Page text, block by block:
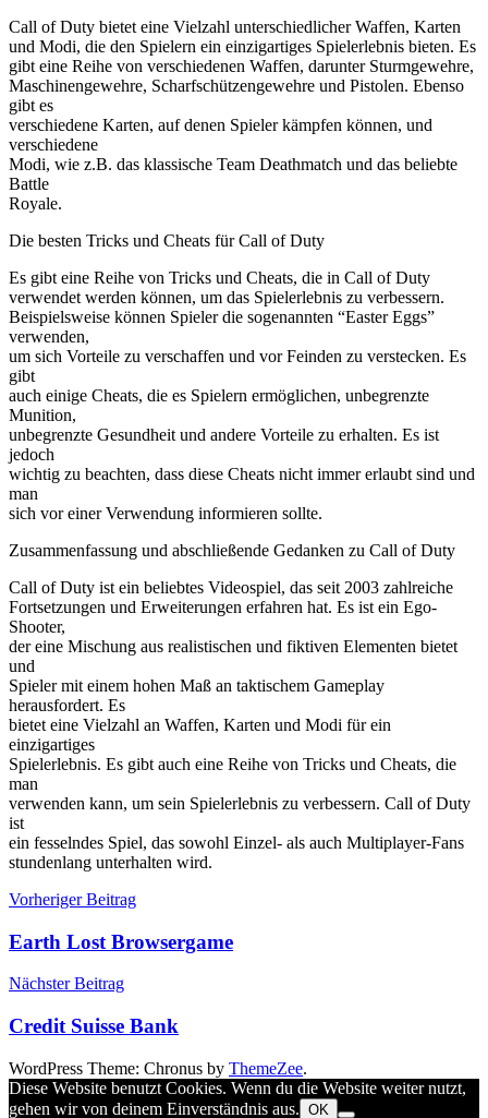
Call of Duty bietet eine Vielzahl unterschiedlicher Waffen, Karten
und Modi, die den Spielern ein einzigartiges Spielerlebnis bieten. Es
gibt eine Reihe von verschiedenen Waffen, darunter Sturmgewehre,
Maschinengewehre, Scharfschützengewehre und Pistolen. Ebenso
gibt es
verschiedene Karten, auf denen Spieler kämpfen können, und
verschiedene
Modi, wie z.B. das klassische Team Deathmatch und das beliebte
Battle
Royale.
Die besten Tricks und Cheats für Call of Duty
Es gibt eine Reihe von Tricks und Cheats, die in Call of Duty
verwendet werden können, um das Spielerlebnis zu verbessern.
Beispielsweise können Spieler die sogenannten “Easter Eggs”
verwenden,
um sich Vorteile zu verschaffen und vor Feinden zu verstecken. Es
gibt
auch einige Cheats, die es Spielern ermöglichen, unbegrenzte
Munition,
unbegrenzte Gesundheit und andere Vorteile zu erhalten. Es ist
jedoch
wichtig zu beachten, dass diese Cheats nicht immer erlaubt sind und
man
sich vor einer Verwendung informieren sollte.
Zusammenfassung und abschließende Gedanken zu Call of Duty
Call of Duty ist ein beliebtes Videospiel, das seit 2003 zahlreiche
Fortsetzungen und Erweiterungen erfahren hat. Es ist ein Ego-
Shooter,
der eine Mischung aus realistischen und fiktiven Elementen bietet
und
Spieler mit einem hohen Maß an taktischem Gameplay
herausfordert. Es
bietet eine Vielzahl an Waffen, Karten und Modi für ein
einzigartiges
Spielerlebnis. Es gibt auch eine Reihe von Tricks und Cheats, die
man
verwenden kann, um sein Spielerlebnis zu verbessern. Call of Duty
ist
ein fesselndes Spiel, das sowohl Einzel- als auch Multiplayer-Fans
stundenlang unterhalten wird.
Beitragsnavigation
Vorheriger Beitrag
Earth Lost Browsergame
Nächster Beitrag
Credit Suisse Bank
WordPress Theme: Chronus by ThemeZee.
Diese Website benutzt Cookies. Wenn du die Website weiter nutzt,
gehen wir von deinem Einverständnis aus. OK